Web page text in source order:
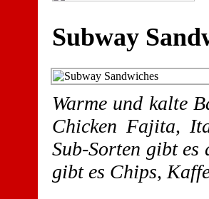
Subway
Warme und kalte
Chicken Fajita,
Sub-Sorten gibt es
gibt es Chips,